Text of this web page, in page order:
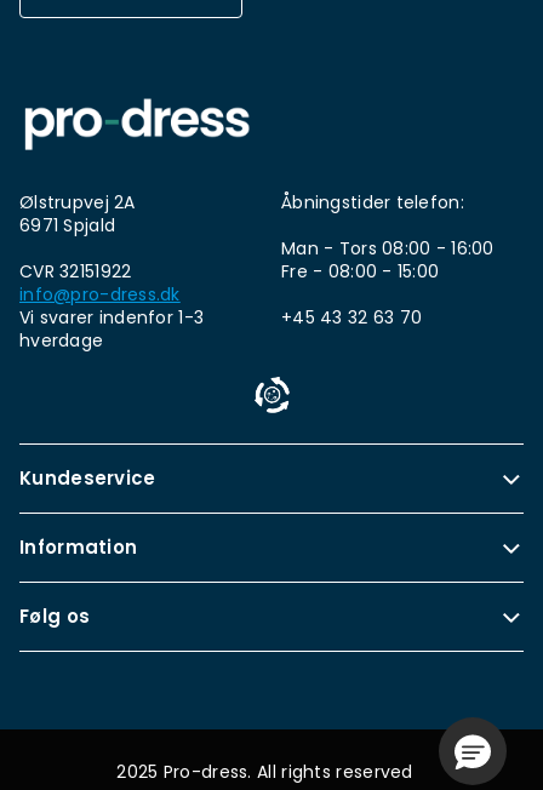
Ølstrupvej 2A
6971 Spjald
CVR 32151922
info@pro-dress.dk
Vi svarer indenfor 1-3
hverdage
Åbningstider telefon:
Man - Tors 08:00 - 16:00
Fre - 08:00 - 15:00
+45 43 32 63 70
Kundeservice
Information
Følg os
2025 Pro-dress. All rights reserved